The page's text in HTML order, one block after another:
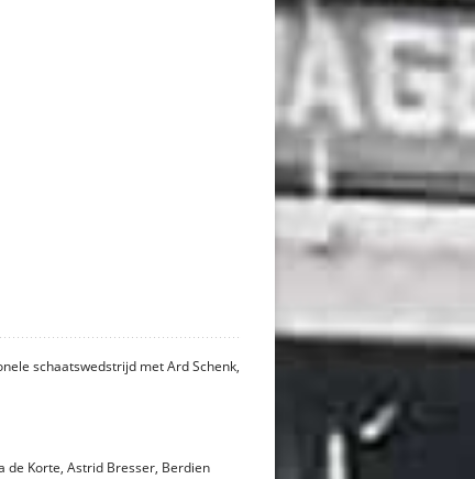
schaatswedstrijd met Ard Schenk,
de Korte, Astrid Bresser, Berdien